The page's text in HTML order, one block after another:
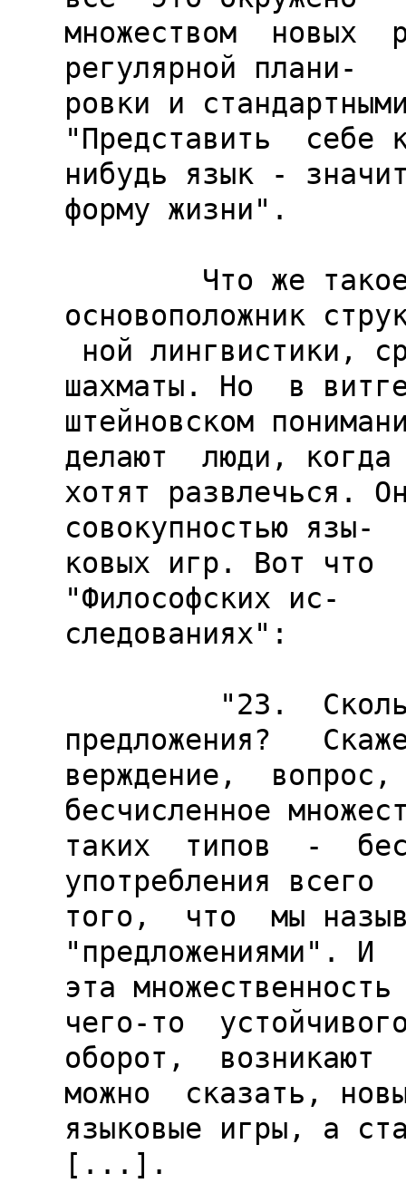
множеством  новых
регулярной плани-
ровки и
"Представить  себе
нибудь язык -
форму жизни".
основоположник
шахматы. Но  в
штейновском
делают  люди, когда
хотят развлечься.
совокупностью язы-
ковых игр. Вот что
"Философских ис-
следованиях":
предложения?
верждение,
бесчисленное
таких  типов  -
употребления всего
того,  что  мы
"предложениями". И
эта
чего-то
оборот,
можно  сказать,
языковые игры, а
[...].